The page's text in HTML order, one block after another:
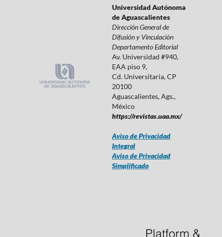
Universidad Autónoma
de Aguascalientes
Dirección General de
Difusión y Vinculación
Departamento Editorial
Av. Universidad #940,
EAA piso 9,
Cd. Universitaria, CP
20100
Aguascalientes, Ags.,
México
https://revistas.uaa.mx/
Aviso de Privacidad
Integral
Aviso de Privacidad
Simplificado